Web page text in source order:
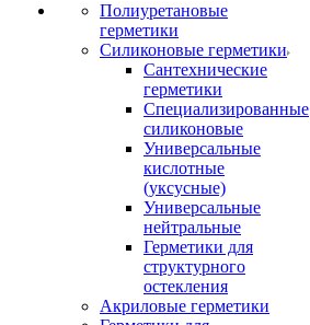
Полиуретановые
герметики
Силиконовые герметики
Сантехнические
герметики
Специализированные
силиконовые
Универсальные
кислотные
(уксусные)
Универсальные
нейтральные
Герметики для
структурного
остекления
Акриловые герметики